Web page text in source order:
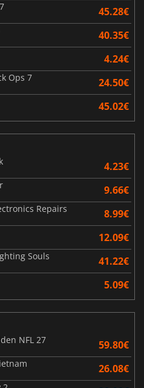
45.28€
40.35€
4.24€
Ops 7 24.50€
45.02€
4.23€
9.66€
Repairs 8.99€
12.09€
Souls 41.22€
5.09€
NFL 27
59.80€
26.08€